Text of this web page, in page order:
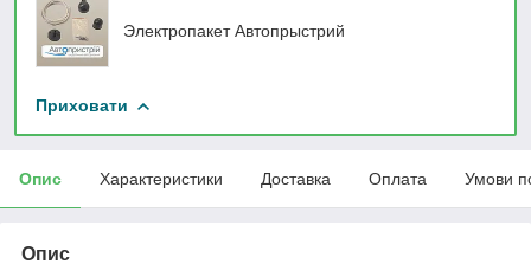
Электропакет Автопрыстрий
Приховати
Опис Характеристики Доставка Оплата Умови
Опис